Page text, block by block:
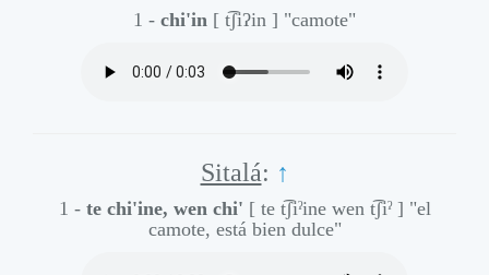
1 - chi'in [ t͡ʃiʔin ] "camote"
Sitalá: ↑
1 - te chi'ine, wen chi' [ te t͡ʃiˀine wen t͡ʃiˀ ] "el
camote, está bien dulce"